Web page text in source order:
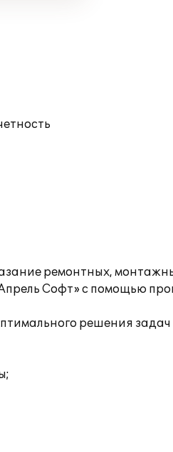
ремонтных,
Софт» с помощью
решения задач